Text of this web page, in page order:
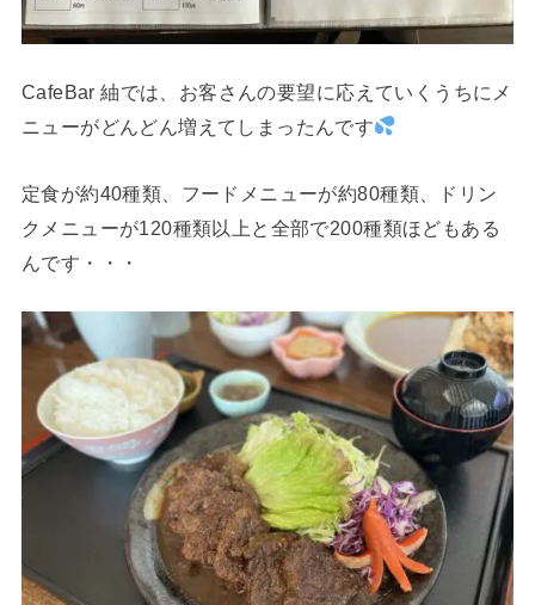
CafeBar 紬では、お客さんの要望に応えていくうちにメ
ニューがどんどん増えてしまったんです
定食が約40種類、フードメニューが約80種類、ドリン
クメニューが120種類以上と全部で200種類ほどもある
んです・・・